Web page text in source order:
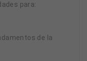
para:
de la